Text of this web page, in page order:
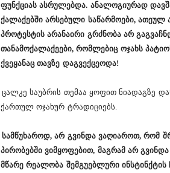
ფუნქციას ასრულებდა. ანალოგიურად
ქალაქებში არსებული საწარმოები, ათეულ
პროტესტის არანაირი გრძნობა არ
თანამოქალაქეები, რომლებიც ოჯახს
ქვეყანაც თავზე დაგვექცეოდა!
ცალკე საუბრის თემაა ყოფით ნიადაგზე
ქართულ ოჯახურ ტრადიციებს.
სამწუხაროდ, არ გვინდა ვაღიაროთ, რომ
პირობებში ვიმყოფებით, მაგრამ არ
მწარე რეალობა შემგუებლური